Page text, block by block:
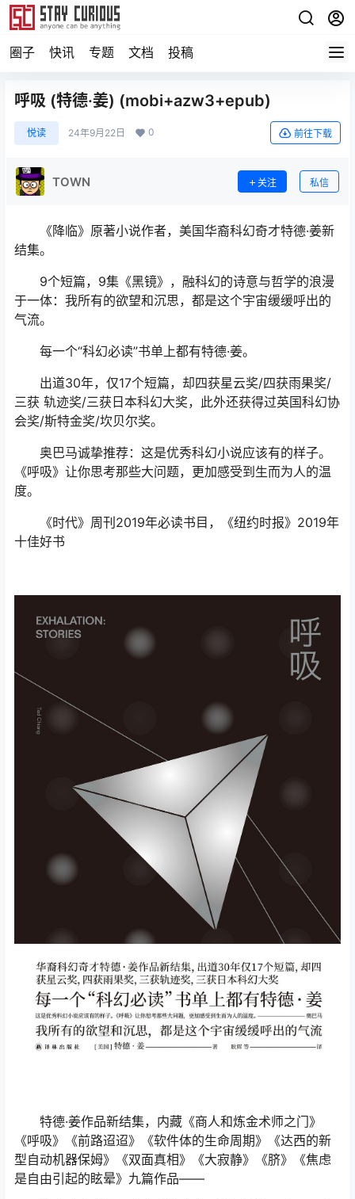
圈子 快讯 专题 文档 投稿
呼吸 (特德·姜) (mobi+azw3+epub)
悦读 24年9月22日 0 前往下载
TOWN 关注 私信
《降临》原著小说作者，美国华裔科幻奇才特德·姜新
结集。
9个短篇，9集《黑镜》，融科幻的诗意与哲学的浪漫
于一体：我所有的欲望和沉思，都是这个宇宙缓缓呼出的
气流。
每一个“科幻必读”书单上都有特德·姜。
出道30年，仅17个短篇，却四获星云奖/四获雨果奖/
三获 轨迹奖/三获日本科幻大奖，此外还获得过英国科幻协
会奖/斯特金奖/坎贝尔奖。
奥巴马诚挚推荐：这是优秀科幻小说应该有的样子。
《呼吸》让你思考那些大问题，更加感受到生而为人的温
度。
《时代》周刊2019年必读书目，《纽约时报》2019年
十佳好书
特德·姜作品新结集，内藏《商人和炼金术师之门》
《呼吸》《前路迢迢》《软件体的生命周期》《达西的新
型自动机器保姆》《双面真相》《大寂静》《脐》《焦虑
是自由引起的眩晕》九篇作品——